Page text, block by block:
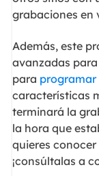
grabaciones en
Además, este
avanzadas
para
características
terminará la
la hora que
quieres
¡consúltalas a
